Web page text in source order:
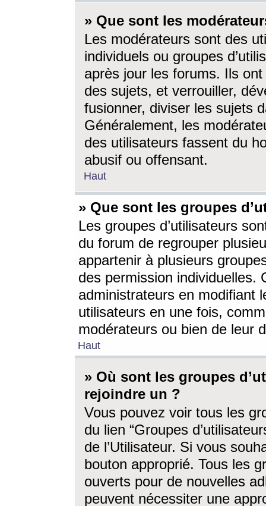
» Que sont les
Les modérateurs sont des
individuels ou groupes
après jour les forums. Ils ont
des sujets, et verrouiller,
fusionner, diviser les sujets
Généralement, les
des utilisateurs fassent du
abusif ou offensant.
Haut
» Que sont les groupes
Les groupes d’utilisateurs
du forum de regrouper
appartenir à plusieurs
des permission individuelles.
administrateurs en modifiant
utilisateurs en une fois,
modérateurs ou bien de leur
Haut
» Où sont les groupes
rejoindre un ?
Vous pouvez voir tous les
du lien “Groupes
de l’Utilisateur. Si vous
bouton approprié. Tous les
ouverts pour de nouvelles
peuvent nécessiter une